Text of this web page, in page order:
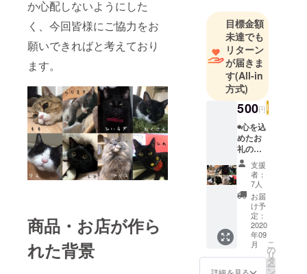
か心配しないようにした
く、今回皆様にご協力をお
願いできればと考えており
ます。
商品・お店が作ら
れた背景
目標金額
未達でも
リターン
が届きま
す(All-in
方式)
500円
◉心を込
めたお
礼の
メール
筑前猫
屋staff
から心
を込め
てお礼
のメー
ルをお
送りし
ます！ ◉
８匹の
支援
者：
7人
お届
け予
定：
2020
年09
月
こ
の
リ
タ
ー